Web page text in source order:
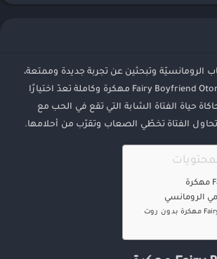
الرومانسيّة وتبحثين عن تجربة جديدة وممتعة،
فإنّ لعبة Fairy Boyfriend Otome Romance مهكرة وكاملة تعدّ اختيارًا
حياة الفتاة الشابة التي تقع في الحب مع
الفتاة تخطّي الصعاب وتقرّب من أحلامها.
الرومانسي